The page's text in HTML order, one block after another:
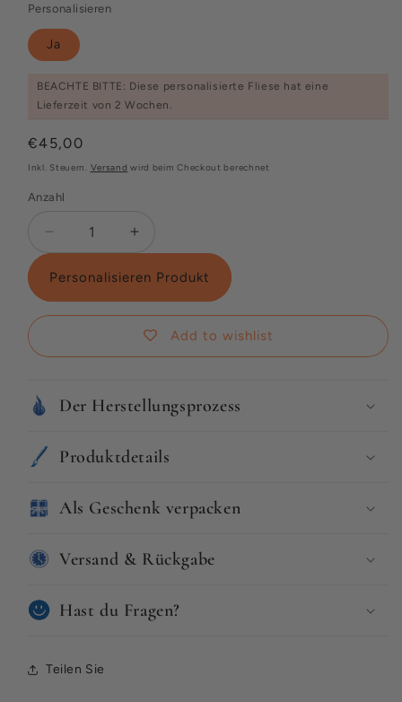
Personalisieren
Ja
BEACHTE BITTE: Diese personalisierte Fliese hat eine
Lieferzeit von 2 Wochen.
Normaler
Preis
€45,00
Inkl. Steuern. Versand wird beim Checkout berechnet
Anzahl
Verringere
die
Menge
Und
lebten
ans
ihrer
Tage
Erhöhe
die
Menge
Und
sie
lebten
ans
ihrer
Tage
Personalisieren Produkt
Add to wishlist
Der Herstellungsprozess
Produktdetails
Als Geschenk verpacken
Versand & Rückgabe
Hast du Fragen?
Teilen Sie